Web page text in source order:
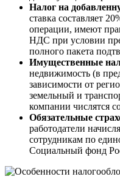
Налог на
ставка составляет
операции, имеют
НДС при условии
полного пакета
Имущественные
недвижимость (в
зависимости от
земельный и
компании числятся
Обязательные
работодатели
сотрудникам по
Социальный фонд